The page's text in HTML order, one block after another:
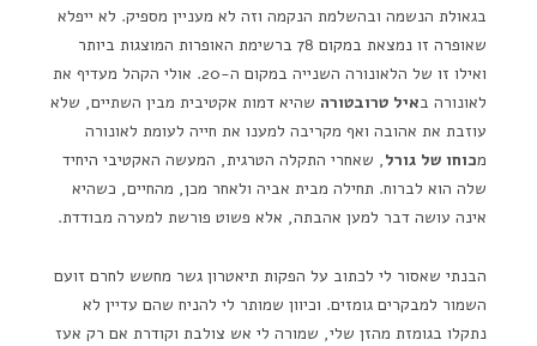
בגאולת הנשמה ובהשלמת הנקמה וזה לא מעניין מספיק. לא ייפלא
שאופרה זו נמצאת במקום 78 ברשימת האופרות המוצגות ביותר
ואילו זו של הלאונורה השנייה במקום ה-20. אולי הקהל מעדיף את
לאונורה באיל טרובטורה שהיא דמות אקטיבית מבין השתיים, שלא
עוזבת את אהובה ואף מקריבה למענו את חייה לעומת לאונורה
מכוחו של גורל, שאחרי התקלה הטרגית, המעשה האקטיבי היחיד
שלה הוא לברוח. תחילה מבית אביה ולאחר מכן, מהחיים, כשהיא
אינה עושה דבר למען אהבתה, אלא פשוט פורשת למערה מבודדת.
הבנתי שאסור לי לכתוב על הפקות תיאטרון גשר מחשש לחרם זועם
השמור למבקרים גומזים. וכיוון שמותר לי להניח שהם עדיין לא
נתקלו בגומזת מהזן שלי, שמורה לי אש צולבת וקודרת אם רק אעז